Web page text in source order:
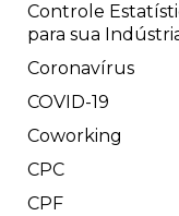
Controle
para sua
Coronavírus
COVID-19
Coworking
CPC
CPF